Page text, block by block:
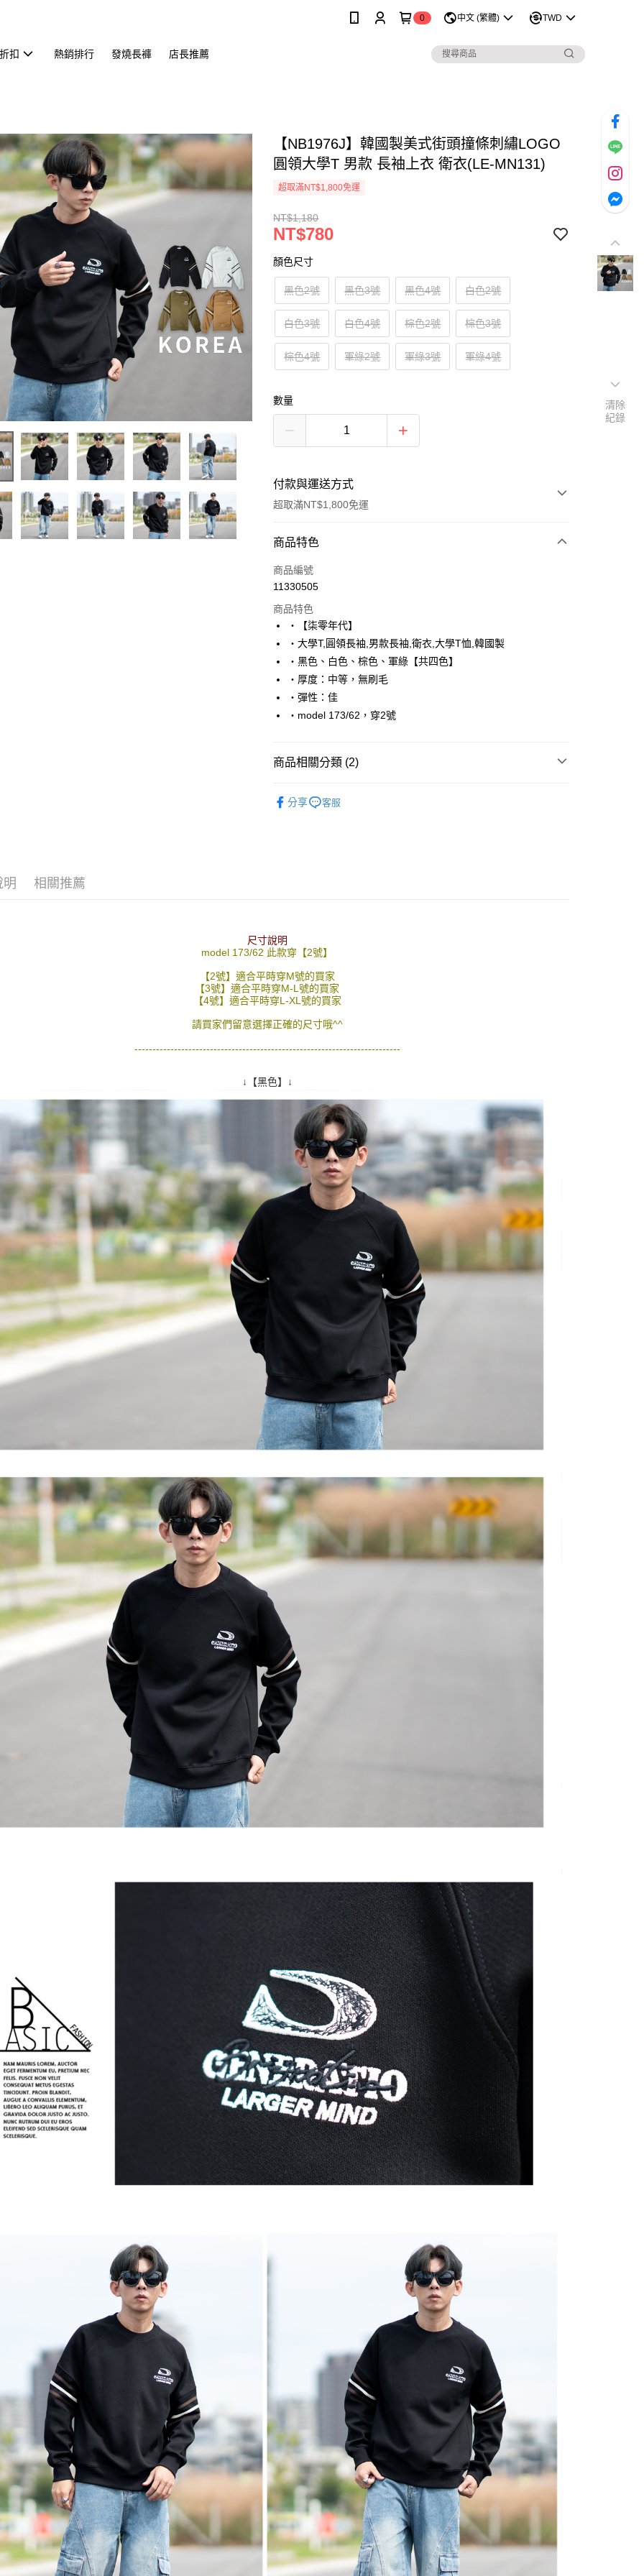
0 中文 (繁體) TWD
扣 熱銷排行 發燒長褲 店長推薦
【NB1976J】韓國製美式街頭撞條刺繡LOGO
圓領大學T 男款 長袖上衣 衛衣(LE-MN131)
超取滿NT$1,800免運
NT$1,180
NT$780
顏色尺寸
黑色2號 黑色3號 黑色4號 白色2號
白色3號 白色4號 棕色2號 棕色3號
棕色4號 軍綠2號 軍綠3號 軍綠4號
數量
付款與運送方式
超取滿NT$1,800免運
付款方式
信用卡一次付款
LINE Pay
Apple Pay
街口支付
悠遊付
AFTEE先享後付
相關說明
AFTEE先享後付是「在收到商品之後才付款」的支付方式。 讓您購物簡單
便利好安心！
／ATM／網路銀行／等多元方式進行付款，方視為交易完成。
※ 請注意：結帳手續完成當下不需立刻繳費，但若您需要取消訂單，請聯
先享後付繳納相關費用。
※ 交易是否成功請以「AFTEE先享後付 」之結帳頁面顯示為準，若有關於
是否繳費成功／繳費後需取消欲退款等相關疑問，請聯繫「AFTEE先享後
付客戶支援中心」
求債權轉讓予恩沛科技股份有限公司。
https://aftee.tw/terms/#terms3
３．未成年的使用者請事先徵得法定代理人或監護人之同意方可使用
「AFTEE先享後付」，若未經同意申辦者引起之損失，本公司不負相關責
任。
４．使用「AFTEE先享後付」時，將依據個別帳號之用戶狀況，依本公司
即時審查核予不同之上限額度；若仍有額度不足之情形，本公司將視審查
結果請求用戶進行身份認證。
５．嚴禁一人註冊多個帳號或使用他人資訊註冊。若發現惡意使用之情
形，恩沛科技股份有限公司將有權停止該用戶之使用額度並採取法律行
ATM付款
每筆NT$80，滿NT$1,800(含以上)免運費
7-11付款取貨
每筆NT$80，滿NT$1,800(含以上)免運費
先付款後7-11取貨
每筆NT$80，滿NT$1,800(含以上)免運費
宅配
商品特色
商品編號
11330505
商品特色
‧【柒零年代】
‧大學T,圓領長袖,男款長袖,衛衣,大學T恤,韓國製
‧黑色、白色、棕色、軍綠【共四色】
‧厚度：中等，無刷毛
‧彈性：佳
‧model 173/62，穿2號
商品相關分類 (2)
分享 客服
明 相關推薦
尺寸說明
model 173/62 此款穿【2號】
【2號】適合平時穿M號的買家
【3號】適合平時穿M-L號的買家
【4號】適合平時穿L-XL號的買家
請買家們留意選擇正確的尺寸哦^^
--------------------------------------------------------------------------
↓【黑色】↓
清除
紀錄